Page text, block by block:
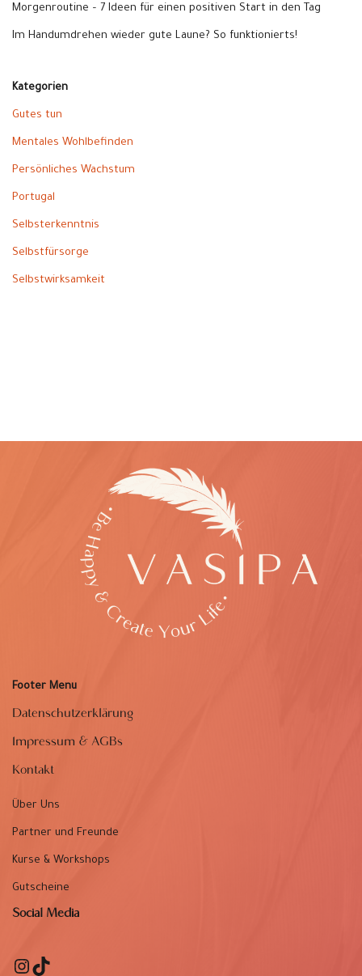
Morgenroutine – 7 Ideen für einen positiven Start in den Tag
Im Handumdrehen wieder gute Laune? So funktionierts!
Kategorien
Gutes tun
Mentales Wohlbefinden
Persönliches Wachstum
Portugal
Selbsterkenntnis
Selbstfürsorge
Selbstwirksamkeit
Footer Menu
Datenschutzerklärung
Impressum & AGBs
Kontakt
Über Uns
Partner und Freunde
Kurse & Workshops
Gutscheine
Social Media